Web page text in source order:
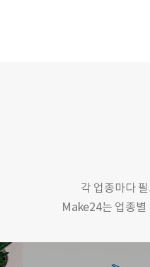
각 업종마다
Make24는 업종별